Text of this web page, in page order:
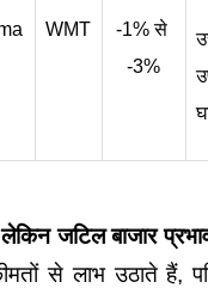
WMT
-1% से
-3%
जटिल बाजार
से लाभ उठाते हैं,